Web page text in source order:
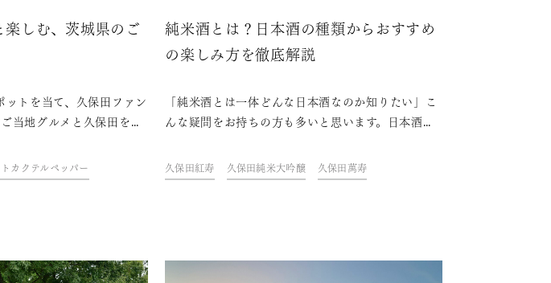
楽しむ、茨城県のご
ットを当て、久保田ファン
当地グルメと久保田を味
久保田ご当地グルメ
ーマに開催しました。フ
カクテルペッパー
純米酒とは？日本酒の種類からおすすめ
の楽しみ方を徹底解説
「純米酒とは一体どんな日本酒なのか知りたい」こ
んな疑問をお持ちの方も多いと思います。日本酒に
ルコールを添加した吟醸酒や本醸造酒に分類されま
す。米本来の旨味やふくよかな香りが楽しめる純米
久保田紅寿 久保田純米大吟醸 久保田萬寿